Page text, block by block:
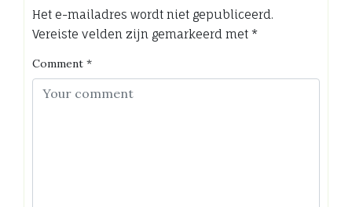
Het e-mailadres wordt niet gepubliceerd.
Vereiste velden zijn gemarkeerd met *
Comment *